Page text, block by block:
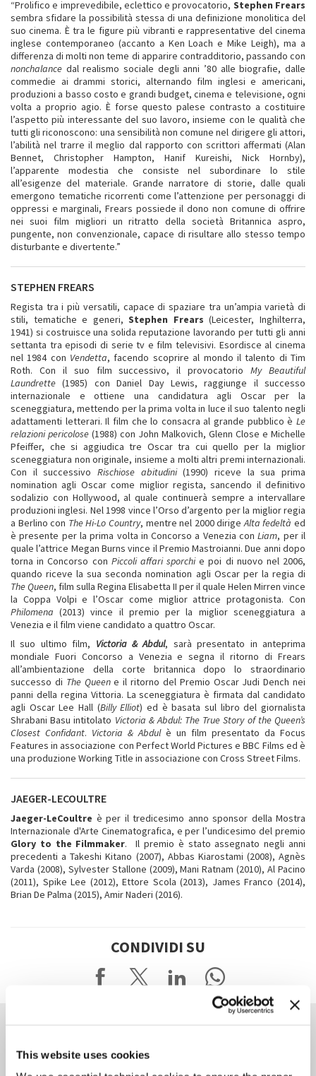
This website uses cookies
“Prolifico e imprevedibile, eclettico e provocatorio, Stephen Frears
sembra sfidare la possibilità stessa di una definizione monolitica del
suo cinema. È tra le figure più vibranti e rappresentative del cinema
inglese contemporaneo (accanto a Ken Loach e Mike Leigh), ma a
differenza di molti non teme di apparire contradditorio, passando con
nonchalance dal realismo sociale degli anni ’80 alle biografie, dalle
commedie ai drammi storici, alternando film inglesi e americani,
produzioni a basso costo e grandi budget, cinema e televisione, ogni
volta a proprio agio. È forse questo palese contrasto a costituire
l’aspetto più interessante del suo lavoro, insieme con le qualità che
tutti gli riconoscono: una sensibilità non comune nel dirigere gli attori,
l’abilità nel trarre il meglio dal rapporto con scrittori affermati (Alan
Bennet, Christopher Hampton, Hanif Kureishi, Nick Hornby),
l’apparente modestia che consiste nel subordinare lo stile
all’esigenze del materiale. Grande narratore di storie, dalle quali
emergono tematiche ricorrenti come l’attenzione per personaggi di
oppressi e marginali, Frears possiede il dono non comune di offrire
nei suoi film migliori un ritratto della società Britannica aspro,
pungente, non convenzionale, capace di risultare allo stesso tempo
disturbante e divertente.”
STEPHEN FREARS
Regista tra i più versatili, capace di spaziare tra un’ampia varietà di
stili, tematiche e generi,Stephen Frears (Leicester, Inghilterra,
1941) si costruisce una solida reputazione lavorando per tutti gli anni
settanta tra episodi di serie tv e film televisivi. Esordisce al cinema
nel 1984 con Vendetta, facendo scoprire al mondo il talento di Tim
Roth. Con il suo film successivo, il provocatorioMy Beautiful
Laundrette(1985) con Daniel Day Lewis, raggiunge il successo
internazionale e ottiene una candidatura agli Oscar per la
sceneggiatura, mettendo per la prima volta in luce il suo talento negli
adattamenti letterari. Il film che lo consacra al grande pubblico è Le
relazioni pericolose (1988) con John Malkovich, Glenn Close e Michelle
Pfeiffer, che si aggiudica tre Oscar tra cui quello per la miglior
sceneggiatura non originale, insieme a molti altri premi internazionali.
Con il successivo Rischiose abitudini(1990) riceve la sua prima
nomination agli Oscar come miglior regista, sancendo il definitivo
sodalizio con Hollywood, al quale continuerà sempre a intervallare
produzioni inglesi. Nel 1998 vince l’Orso d’argento per la miglior regia
a Berlino con The Hi-Lo Country, mentre nel 2000 dirigeAlta fedeltà ed
è presente per la prima volta in Concorso a Venezia con Liam, per il
quale l’attrice Megan Burns vince il Premio Mastroianni. Due anni dopo
torna in Concorso con Piccoli affari sporchie poi di nuovo nel 2006,
quando riceve la sua seconda nomination agli Oscar per la regia di
The Queen, film sulla Regina Elisabetta II per il quale Helen Mirren vince
la Coppa Volpi e l’Oscar come miglior attrice protagonista. Con
Philomena(2013) vince il premio per la miglior sceneggiatura a
Venezia e il film viene candidato a quattro Oscar.
Il suo ultimo film, Victoria & Abdul, sarà presentato in anteprima
mondiale Fuori Concorso a Venezia e segna il ritorno di Frears
all’ambientazione della corte britannica dopo lo straordinario
successo di The Queene il ritorno del Premio Oscar Judi Dench nei
panni della regina Vittoria. La sceneggiatura è firmata dal candidato
agli Oscar Lee Hall (Billy Elliot) ed è basata sul libro del giornalista
Shrabani Basu intitolato Victoria & Abdul: The True Story of the Queen’s
Closest Confidant. Victoria & Abdulè un film presentato da Focus
Features in associazione con Perfect World Pictures e BBC Films ed è
una produzione Working Title in associazione con Cross Street Films.
JAEGER-LECOULTRE
Jaeger-LeCoultre è per il tredicesimo anno sponsor della Mostra
Internazionale d'Arte Cinematografica, e per l’undicesimo del premio
Glory to the Filmmaker. Il premio è stato assegnato negli anni
precedenti a Takeshi Kitano (2007), Abbas Kiarostami (2008), Agnès
Varda (2008), Sylvester Stallone (2009), Mani Ratnam (2010), Al Pacino
(2011), Spike Lee (2012), Ettore Scola (2013), James Franco (2014),
Brian De Palma (2015), Amir Naderi (2016).
CONDIVIDI SU